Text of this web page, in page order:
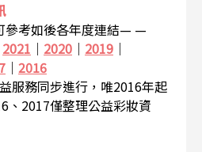
參考如後各年度連結— —
2021 ｜ 2020 ｜ 2019 ｜
｜ 2016
服務同步進行，唯2016年起
、2017僅整理公益彩妝資